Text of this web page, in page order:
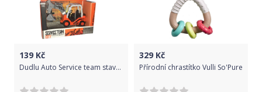
139 Kč
Dudlu Auto Service team stavební stroj zpětný chod 15cm 2 druhy plast
329 Kč
Přírodní chrastítko Vulli So'Pure